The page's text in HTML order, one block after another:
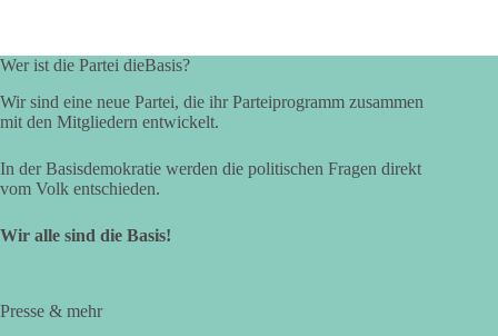
Wer ist die Partei dieBasis?
Wir sind eine neue Partei, die ihr Parteiprogramm zusammen
mit den Mitgliedern entwickelt.
In der Basisdemokratie werden die politischen Fragen direkt
vom Volk entschieden.
Wir alle sind die Basis!
Presse & mehr